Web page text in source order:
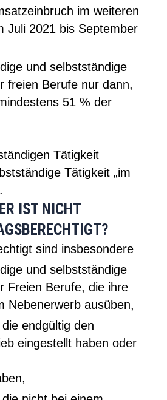
im weiteren
Juli 2021 bis September
und selbstständige
freien Berufe nur dann,
51 % der
Tätigkeit
Tätigkeit „im
IST NICHT
sind insbesondere
und selbstständige
Freien Berufe, die ihre
Nebenerwerb ausüben,
endgültig den
eingestellt haben oder